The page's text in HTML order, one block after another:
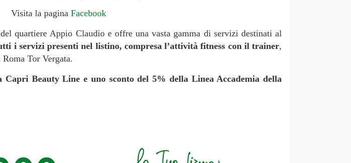
Visita la pagina Facebook
quartiere Appio Claudio e offre una vasta gamma di servizi destinati al
i servizi presenti nel listino, compresa l’attività fitness con il trainer,
Tor Vergata.
Beauty Line e uno sconto del 5% della Linea Accademia della